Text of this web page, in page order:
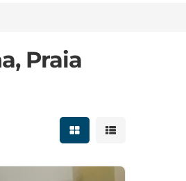
Praia
Mostrar resultados
Mostrar